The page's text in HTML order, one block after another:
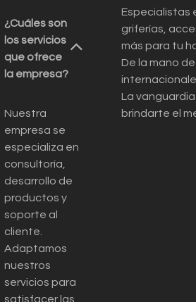
¿Cuáles son
los servicios
que ofrece
la empresa?
Nuestra
empresa se
especializa en
consultoría,
desarrollo de
productos y
soporte al
cliente.
Adaptamos
nuestros
servicios para
satisfacer las
Especialistas
griferías,
más para tu
De la mano
La
brindarte el